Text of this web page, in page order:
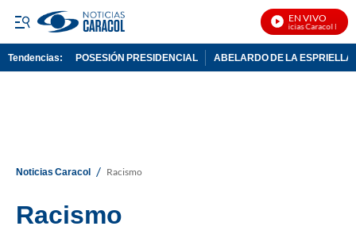
EN VIVO
Noticias Caracol En Vivo
Tendencias: POSESIÓN PRESIDENCIAL ABELARDO DE LA ESPRIELLA
Noticias Caracol / Racismo
Racismo